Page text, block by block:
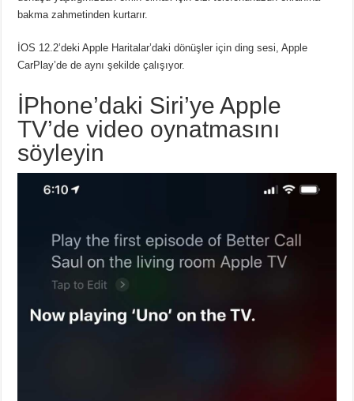
bakma zahmetinden kurtarır.
İOS 12.2’deki Apple Haritalar’daki dönüşler için ding sesi, Apple
CarPlay’de de aynı şekilde çalışıyor.
İPhone’daki Siri’ye Apple
TV’de video oynatmasını
söyleyin